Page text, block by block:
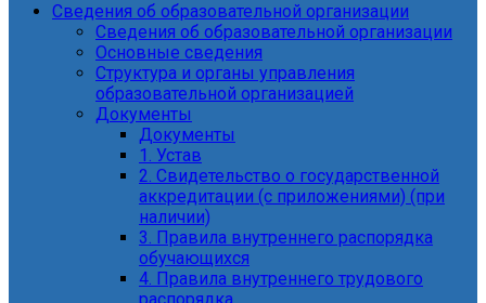
Сведения об образовательной организации
Сведения об образовательной организации
Основные сведения
Структура и органы управления
образовательной организацией
Документы
Документы
1. Устав
2. Свидетельство о государственной
аккредитации (с приложениями) (при
наличии)
3. Правила внутреннего распорядка
обучающихся
4. Правила внутреннего трудового